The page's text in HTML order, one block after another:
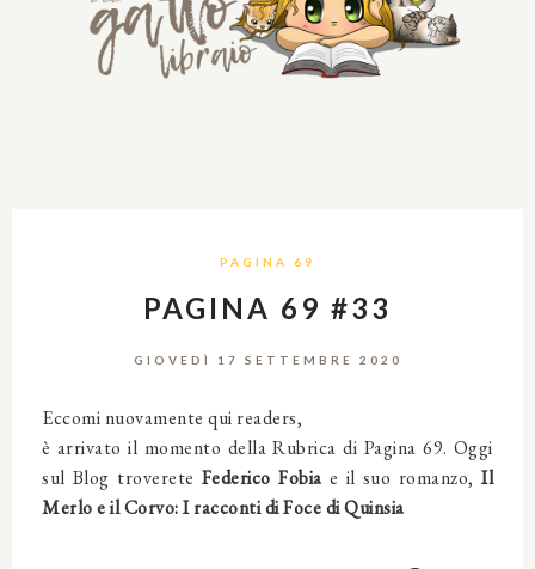
PAGINA 69
PAGINA 69 #33
GIOVEDÌ 17 SETTEMBRE 2020
Eccomi nuovamente qui readers,
è arrivato il momento della Rubrica di Pagina 69. Oggi
sul Blog troverete Federico Fobia e il suo romanzo,Il
Merlo e il Corvo: I racconti di Foce di Quinsia